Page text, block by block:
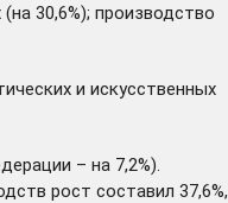
30,6%); производство
и искусственных
– на 7,2%).
рост составил 37,6%,